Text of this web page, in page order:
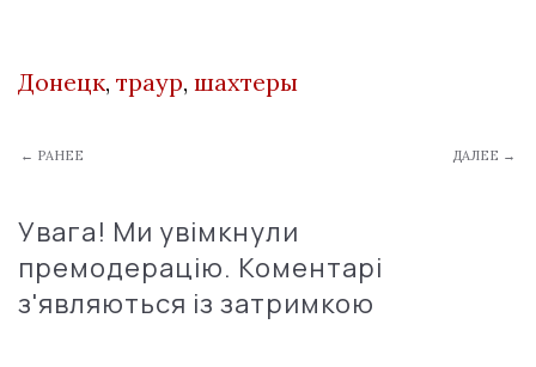
Донецк, траур, шахтеры
← РАНЕЕ ДАЛЕЕ →
Увага! Ми увімкнули
премодерацію. Коментарі
з'являються із затримкою